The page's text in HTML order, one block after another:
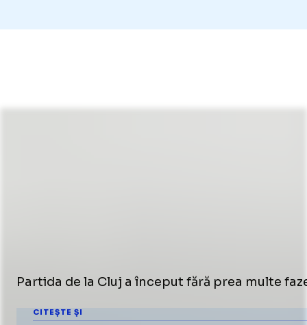
Partida de la Cluj a început fără prea multe
CITEȘTE ȘI